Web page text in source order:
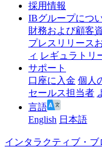
採用情報
IBグループにつ
財務および顧客
プレスリリース
ィ レギュラトリ
サポート
口座に入金 個人
セールス担当者
言語
English 日本語
インタラクティブ・